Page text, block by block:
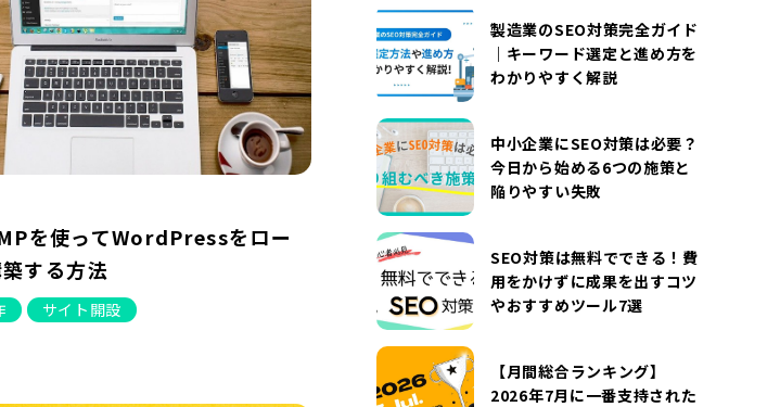
お問い合わせ
広告掲載に関するお問い合わせ
『SUNGROVE』について
利用規約
広告掲載に関する規約
プライバシーポリシー
運営会社
を使ってWordPressをロー
する方法
サイト開設
製造業のSEO対策完全ガイド
｜キーワード選定と進め方を
わかりやすく解説
中小企業にSEO対策は必要？
今日から始める6つの施策と
陥りやすい失敗
SEO対策は無料でできる！費
用をかけずに成果を出すコツ
やおすすめツール7選
【月間総合ランキング】
2026年7月に一番支持された